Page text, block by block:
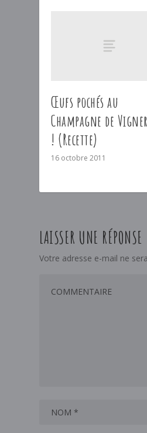
Œufs pochés au
Champagne de
! (Recette)
16 octobre 2011
LAISSER UNE RÉPONSE
Votre adresse e-mail ne